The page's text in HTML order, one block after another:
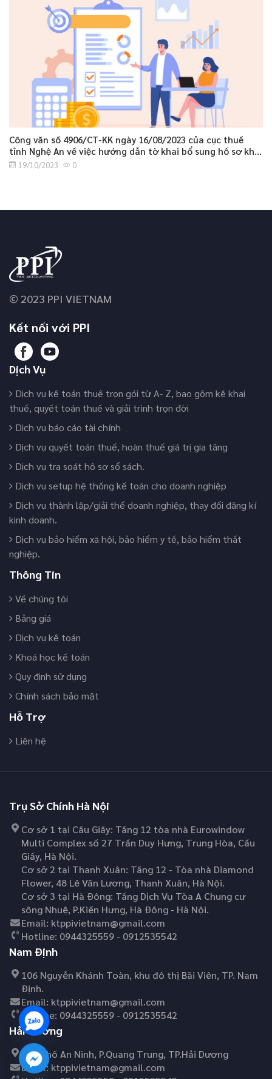
Công văn số 4906/CT-KK ngày 16/08/2023 của cục thuế
tỉnh Nghệ An về việc hướng dẫn tờ khai bổ sung hồ sơ khai
thuế GTGT.
19/10/2023 0
© 2023 PPI VIETNAM
Kết nối với PPI
Dịch Vụ
Dịch vụ kế toán thuế trọn gói từ A- Z, bao gồm kê khai
thuế, quyết toán thuế và giải trình trọn đời
Dịch vụ báo cáo tài chính
Dịch vụ quyết toán thuế, hoàn thuế giá trị gia tăng
Dịch vụ tra soát hồ sơ sổ sách.
Dịch vụ setup hệ thống kế toán cho doanh nghiệp
Dịch vụ thành lập/giải thể doanh nghiệp, thay đổi đăng kí
kinh doanh.
Dịch vụ bảo hiểm xã hội, bảo hiểm y tế, bảo hiểm thất
nghiệp.
Thông Tin
Về chúng tôi
Bảng giá
Dịch vụ kế toán
Khoá học kế toán
Quy định sử dụng
Chính sách bảo mật
Hỗ Trợ
Liên hệ
Trụ Sở Chính Hà Nội
Cơ sở 1 tại Cầu Giấy: Tầng 12 tòa nhà Eurowindow
Multi Complex số 27 Trần Duy Hưng, Trung Hòa, Cầu
Giấy, Hà Nội.
Cơ sở 2 tại Thanh Xuân: Tầng 12 - Tòa nhà Diamond
Flower, 48 Lê Văn Lương, Thanh Xuân, Hà Nội.
Cơ sở 3 tại Hà Đông: Tầng Dịch Vụ Tòa A Chung cư
sông Nhuệ, P.Kiến Hưng, Hà Đông - Hà Nội.
Email: ktppivietnam@gmail.com
Hotline: 0944325559 - 0912535542
Nam Định
106 Nguyễn Khánh Toàn, khu đô thị Bãi Viên, TP. Nam
Định.
Email: ktppivietnam@gmail.com
Hotline: 0944325559 - 0912535542
Hải Dương
45C Phố An Ninh, P.Quang Trung, TP.Hải Dương
Email: ktppivietnam@gmail.com